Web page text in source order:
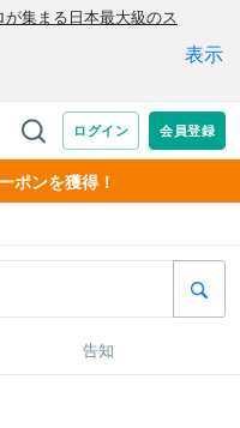
ポンを獲得！
告知